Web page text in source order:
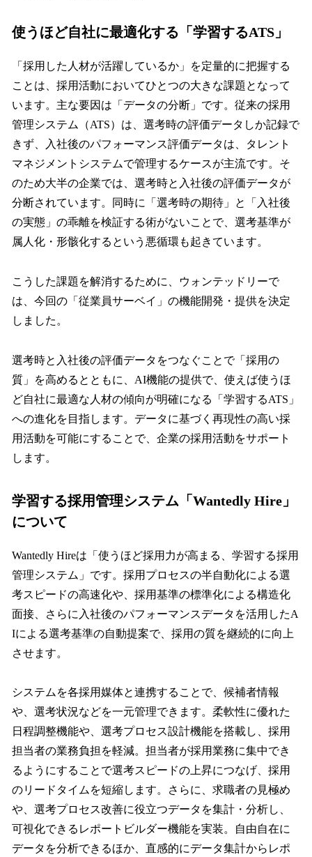
使うほど自社に最適化する「学習するATS」
「採用した人材が活躍しているか」を定量的に把握する
ことは、採用活動においてひとつの大きな課題となって
います。主な要因は「データの分断」です。従来の採用
管理システム（ATS）は、選考時の評価データしか記録で
きず、入社後のパフォーマンス評価データは、タレント
マネジメントシステムで管理するケースが主流です。そ
のため大半の企業では、選考時と入社後の評価データが
分断されています。同時に「選考時の期待」と「入社後
の実態」の乖離を検証する術がないことで、選考基準が
属人化・形骸化するという悪循環も起きています。
こうした課題を解消するために、ウォンテッドリーで
は、今回の「従業員サーベイ」の機能開発・提供を決定
しました。
選考時と入社後の評価データをつなぐことで「採用の
質」を高めるとともに、AI機能の提供で、使えば使うほ
ど自社に最適な人材の傾向が明確になる「学習するATS」
への進化を目指します。データに基づく再現性の高い採
用活動を可能にすることで、企業の採用活動をサポート
します。
学習する採用管理システム「Wantedly Hire」
について
Wantedly Hireは「使うほど採用力が高まる、学習する採用
管理システム」です。採用プロセスの半自動化による選
考スピードの高速化や、採用基準の標準化による構造化
面接、さらに入社後のパフォーマンスデータを活用したA
Iによる選考基準の自動提案で、採用の質を継続的に向上
させます。
システムを各採用媒体と連携することで、候補者情報
や、選考状況などを一元管理できます。柔軟性に優れた
日程調整機能や、選考プロセス設計機能を搭載し、採用
担当者の業務負担を軽減。担当者が採用業務に集中でき
るようにすることで選考スピードの上昇につなげ、採用
のリードタイムを短縮します。さらに、求職者の見極め
や、選考プロセス改善に役立つデータを集計・分析し、
可視化できるレポートビルダー機能を実装。自由自在に
データを分析できるほか、直感的にデータ集計からレポ